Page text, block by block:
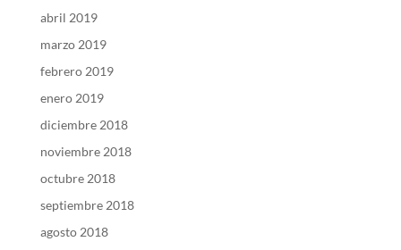
abril 2019
marzo 2019
febrero 2019
enero 2019
diciembre 2018
noviembre 2018
octubre 2018
septiembre 2018
agosto 2018